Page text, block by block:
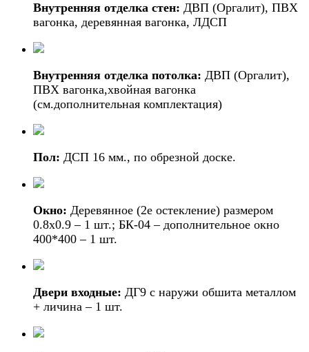
Внутренняя отделка стен: ДВП (Оргалит), ПВХ
вагонка, деревянная вагонка, ЛДСП
Внутренняя отделка потолка: ДВП (Оргалит),
ПВХ вагонка,хвойная вагонка
(см.дополнительная комплектация)
Пол: ДСП 16 мм., по обрезной доске.
Окно: Деревянное (2е остекление) размером
0.8х0.9 – 1 шт.; БК-04 – дополнительное окно
400*400 – 1 шт.
Двери входные: ДГ9 с наружи обшита металлом
+ личина – 1 шт.